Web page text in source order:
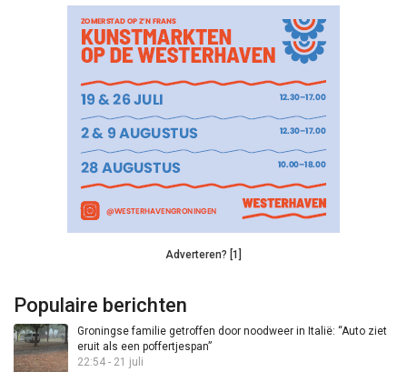
Adverteren? [1]
Populaire berichten
Groningse familie getroffen door noodweer in Italië: “Auto ziet
eruit als een poffertjespan”
22:54 - 21 juli